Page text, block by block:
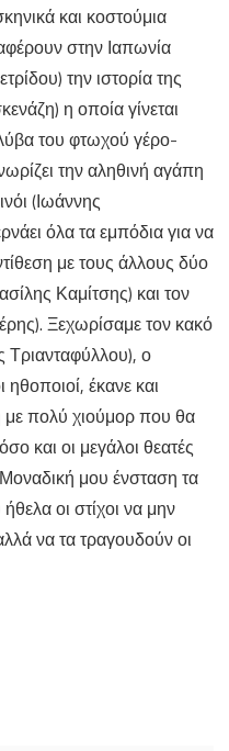
και κοστούμια
στην Ιαπωνία
την ιστορία της
η οποία γίνεται
του φτωχού γέρο-
την αληθινή αγάπη
(Ιωάννης
όλα τα εμπόδια για να
με τους άλλους δύο
Καμίτσης) και τον
Ξεχωρίσαμε τον κακό
Τριανταφύλλου), ο
έκανε και
πολύ χιούμορ που θα
και οι μεγάλοι θεατές
μου ένσταση τα
οι στίχοι να μην
να τα τραγουδούν οι